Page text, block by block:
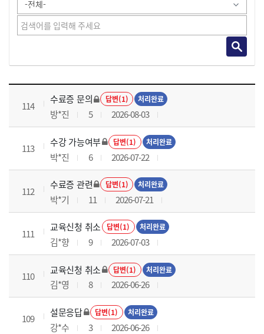
국가회계이론 과정 목록 으로 번호, 제목, 작성자, 조회수, 등록 일로 나열 되고 있습니다.
114
수료증 문의 답변(1) 처리완료
방*진 5 2026-08-03
113
수강 가능여부 답변(1) 처리완료
박*진 6 2026-07-22
112
수료증 관련 답변(1) 처리완료
박*기 11 2026-07-21
111
교육신청 취소 답변(1) 처리완료
김*향 9 2026-07-03
110
교육신청 취소 답변(1) 처리완료
김*영 8 2026-06-26
109
설문응답 답변(1) 처리완료
강*수 3 2026-06-26